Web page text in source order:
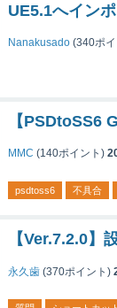
UE5.1へイン
Nanakusado (340ポ
【PSDtoSS6
MMC (140ポイント)
psdtoss6 不具合
【Ver.7.2.0】
永久歯 (370ポイント)